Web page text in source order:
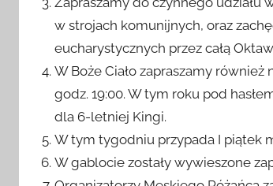
Zapraszamy do czynnego
w strojach komunijnych, oraz
eucharystycznych przez całą
W Boże Ciało zapraszamy
godz. 19:00. W tym roku pod
dla 6-letniej Kingi.
W tym tygodniu przypada I piątek
W gablocie zostały wywieszone